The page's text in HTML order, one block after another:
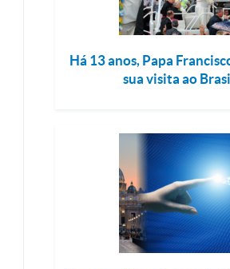
Há 13 anos, Papa
sua visita ao